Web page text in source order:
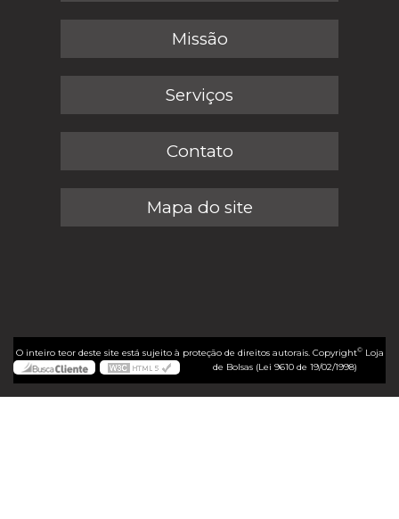
Missão
Serviços
Contato
Mapa do site
O inteiro teor deste site está sujeito à proteção de direitos autorais. Copyright©Loja
de Bolsas (Lei 9610 de 19/02/1998)